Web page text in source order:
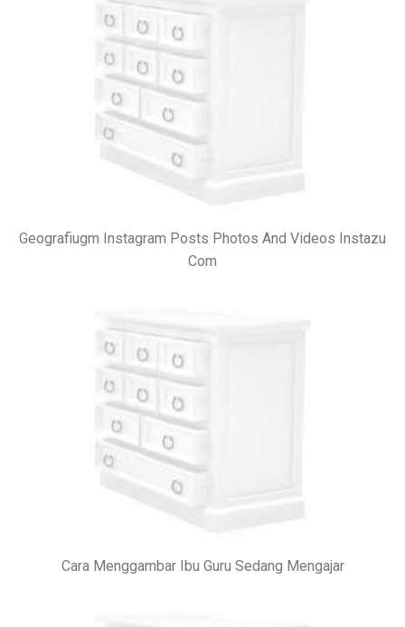
Geografiugm Instagram Posts Photos And Videos Instazu
Com
Cara Menggambar Ibu Guru Sedang Mengajar